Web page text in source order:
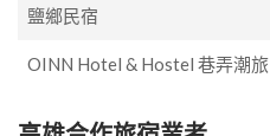
鹽鄉民宿
OINN Hotel & Hostel 巷弄潮旅